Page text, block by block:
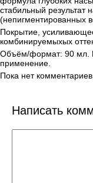
стабильный
(непигментированных
Покрытие,
комбинируемыхых
Объём/формат: 90 мл.
применение.
Пока нет комментариев
Написать